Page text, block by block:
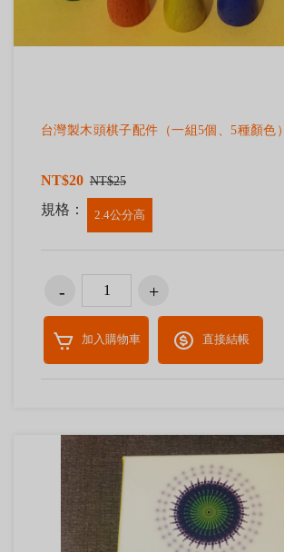
台灣製木頭棋子配件（一組5個、5種顏色）
NT$20 NT$25
規格： 2.4公分高
加入購物車 直接結帳